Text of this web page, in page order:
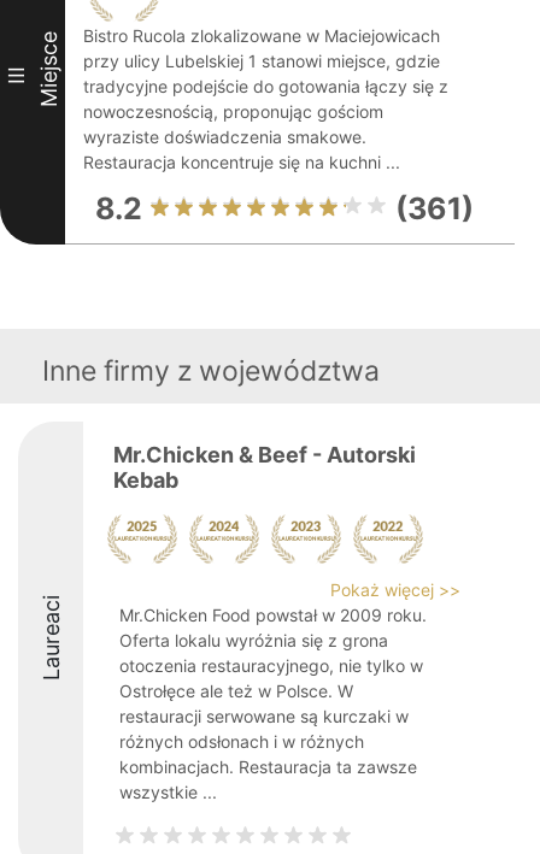
III Miejsce
Bistro Rucola zlokalizowane w Maciejowicach
przy ulicy Lubelskiej 1 stanowi miejsce, gdzie
tradycyjne podejście do gotowania łączy się z
nowoczesnością, proponując gościom
wyraziste doświadczenia smakowe.
Restauracja koncentruje się na kuchni ...
8.2 (361)
Inne firmy z województwa
Laureaci
Mr.Chicken & Beef - Autorski
Kebab
Pokaż więcej >>
Mr.Chicken Food powstał w 2009 roku.
Oferta lokalu wyróżnia się z grona
otoczenia restauracyjnego, nie tylko w
Ostrołęce ale też w Polsce. W
restauracji serwowane są kurczaki w
różnych odsłonach i w różnych
kombinacjach. Restauracja ta zawsze
wszystkie ...